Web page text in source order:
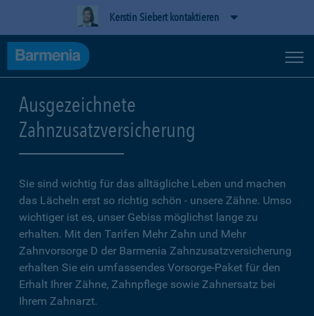
Kerstin Siebert kontaktieren
Ausgezeichnete
Zahnzusatzversicherung
Sie sind wichtig für das alltägliche Leben und machen
das Lächeln erst so richtig schön - unsere Zähne. Umso
wichtiger ist es, unser Gebiss möglichst lange zu
erhalten. Mit den Tarifen Mehr Zahn und Mehr
Zahnvorsorge D der Barmenia Zahnzusatzversicherung
erhalten Sie ein umfassendes Vorsorge-Paket für den
Erhalt Ihrer Zähne, Zahnpflege sowie Zahnersatz bei
Ihrem Zahnarzt.